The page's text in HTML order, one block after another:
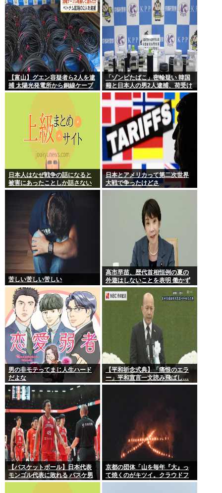
的」
純利益+230%
【富山】グエン容疑者ら2人を逮
捕 太陽光発電所から銅線ケーブ
ルを盗む
「ゾンビたばこ」密輸疑い 韓国
籍と日本人の男2人逮捕、荷受け
役か
日本人はなぜ戦争の話になると
被害にあったことしか話さない
のか？
日本とアメリカって第二次世界
大戦で争ったけどさ
苦しい苦しい苦しい
高市早苗、歴代首相恒例の夏の
外遊はしないことを表明 働かず
連日終日公邸のもよう
男の非モテってまじ人生ハード
だよな
【平和祈念式典】「痛恨のエラ
ー」平和宣言一文読み飛ばし…
長崎市長「つい熱くなって」
【バスケットボール】日本代表
モンゴル代表に敗れる バスケ男
子
京都の団体「山を毎年『大』っ
て焼くのがキツイ。クラウドフ
ァンディングで支援してくださ